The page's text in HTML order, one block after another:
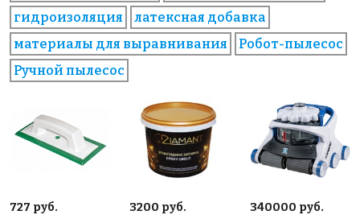
гидроизоляция
латексная добавка
материалы для выравнивания
Робот-пылесос
Ручной пылесос
727 руб.
3200 руб.
340000 руб.